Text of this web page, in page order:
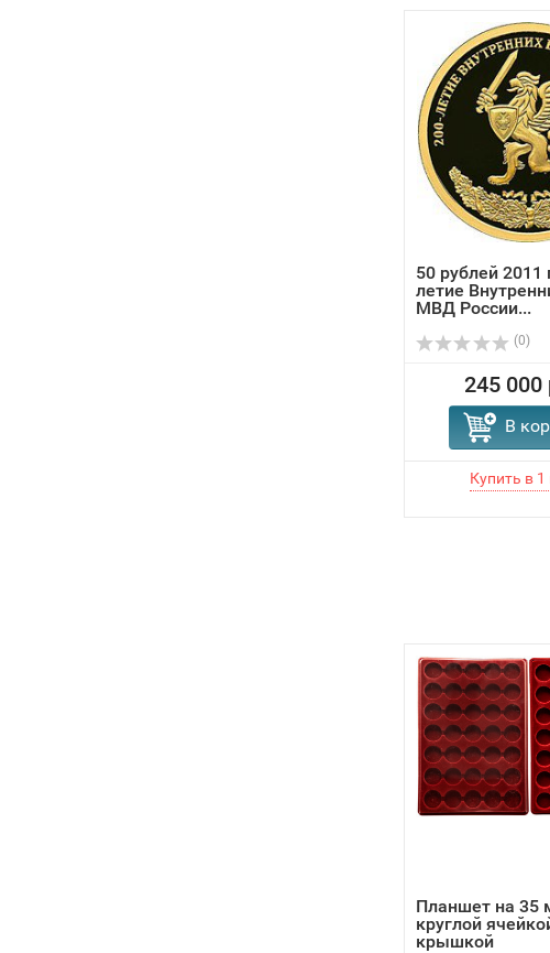
50 рублей 2011
летие
МВД России...
(0)
245 000
В
Планшет на 35
круглой
крышкой